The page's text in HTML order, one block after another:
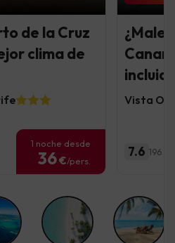
de la Cruz
clima de
1 noche desde
36€/pers.
Vista
7.6 196